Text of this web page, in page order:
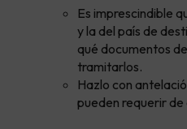
Es imprescindible
y la del país de
qué documentos
tramitarlos.
Hazlo con
pueden requerir